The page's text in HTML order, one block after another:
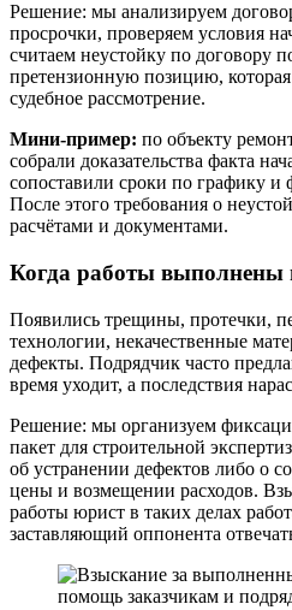
Решение: мы анализируем
просрочки, проверяем условия
считаем неустойку по договору
претензионную позицию,
судебное рассмотрение.
Мини-пример: по объекту
собрали доказательства факта
сопоставили сроки по графику и
После этого требования о
расчётами и документами.
Когда работы выполнены
Появились трещины, протечки,
технологии, некачественные
дефекты. Подрядчик часто
время уходит, а последствия
Решение: мы организуем
пакет для строительной
об устранении дефектов либо о
цены и возмещении расходов.
работы юрист в таких делах
заставляющий оппонента